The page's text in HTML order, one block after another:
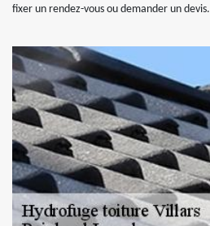
fixer un rendez-vous ou demander un devis.